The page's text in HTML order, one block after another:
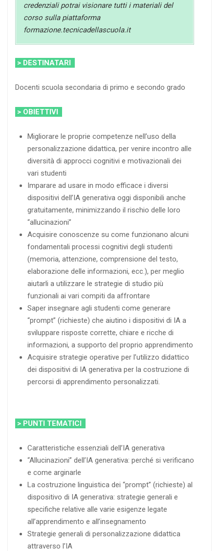
credenziali potrai visionare tutti i materiali del
corso sulla piattaforma
formazione.tecnicadellascuola.it
> DESTINATARI
Docenti scuola secondaria di primo e secondo grado
> OBIETTIVI
Migliorare le proprie competenze nell’uso della
personalizzazione didattica, per venire incontro alle
diversità di approcci cognitivi e motivazionali dei
vari studenti
Imparare ad usare in modo efficace i diversi
dispositivi dell’IA generativa oggi disponibili anche
gratuitamente, minimizzando il rischio delle loro
“allucinazioni”
Acquisire conoscenze su come funzionano alcuni
fondamentali processi cognitivi degli studenti
(memoria, attenzione, comprensione del testo,
elaborazione delle informazioni, ecc.), per meglio
aiutarli a utilizzare le strategie di studio più
funzionali ai vari compiti da affrontare
Saper insegnare agli studenti come generare
“prompt” (richieste) che aiutino i dispositivi di IA a
sviluppare risposte corrette, chiare e ricche di
informazioni, a supporto del proprio apprendimento
Acquisire strategie operative per l’utilizzo didattico
dei dispositivi di IA generativa per la costruzione di
percorsi di apprendimento personalizzati.
> PUNTI TEMATICI
Caratteristiche essenziali dell’IA generativa
“Allucinazioni” dell’IA generativa: perché si verificano
e come arginarle
La costruzione linguistica dei “prompt” (richieste) al
dispositivo di IA generativa: strategie generali e
specifiche relative alle varie esigenze legate
all’apprendimento e all’insegnamento
Strategie generali di personalizzazione didattica
attraverso l’IA